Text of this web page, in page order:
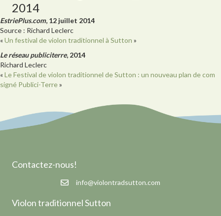
2014
EstriePlus.com, 12 juillet 2014
Source : Richard Leclerc
«Un festival de violon traditionnel à Sutton »
Le réseau publiciterre, 2014
Richard Leclerc
«Le Festival de violon traditionnel de Sutton : un nouveau plan de com
signé Publici-Terre»
Contactez-nous!
info@violontradsutton.com
Violon traditionnel Sutton